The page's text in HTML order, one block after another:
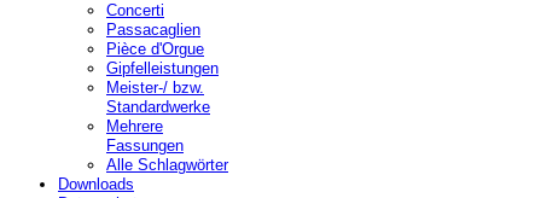
Concerti
Passacaglien
Pièce d'Orgue
Gipfelleistungen
Meister-/ bzw.
Standardwerke
Mehrere
Fassungen
Alle Schlagwörter
Downloads